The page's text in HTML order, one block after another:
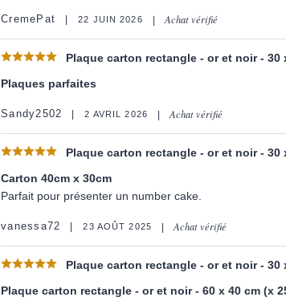
CremePat 22 JUIN 2026 Achat vérifié
Plaque carton rectangle - or et noir - 30
Plaques parfaites
Sandy2502 2 AVRIL 2026 Achat vérifié
Plaque carton rectangle - or et noir - 30
Carton 40cm x 30cm
Parfait pour présenter un number cake.
vanessa72 23 AOÛT 2025 Achat vérifié
Plaque carton rectangle - or et noir - 30
Plaque carton rectangle - or et noir - 60 x 40 cm (x